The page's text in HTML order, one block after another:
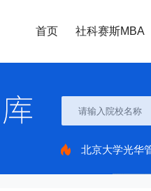
首页 社科赛斯MBA
北京大学光华